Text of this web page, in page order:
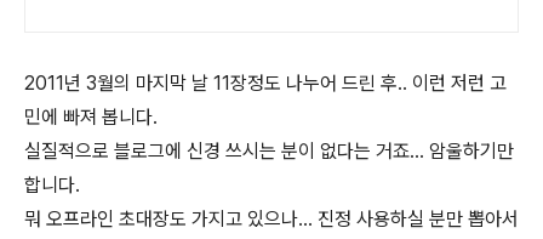
2011년 3월의 마지막 날 11장정도 나누어 드린 후.. 이런 저런 고
민에 빠져 봅니다.
실질적으로 블로그에 신경 쓰시는 분이 없다는 거죠... 암울하기만
합니다.
뭐 오프라인 초대장도 가지고 있으나... 진정 사용하실 분만 뽑아서